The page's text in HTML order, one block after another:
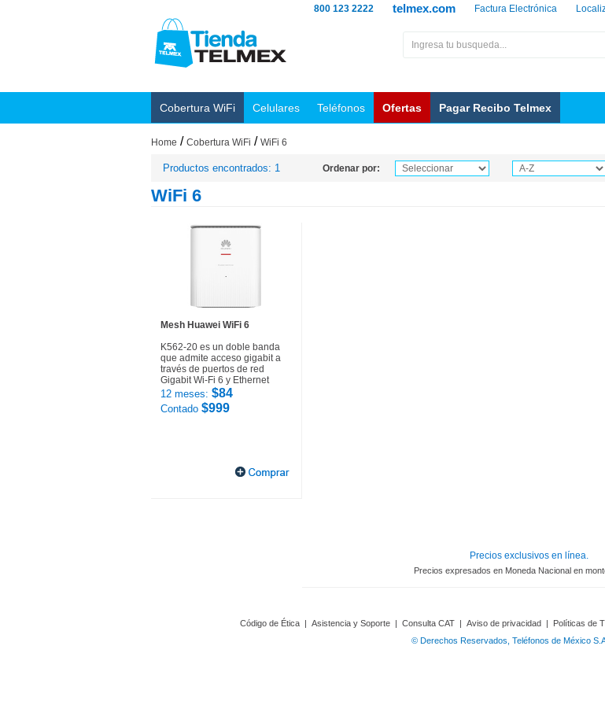
Factura Electrónica
telmex.com
800 123 2222
Cobertura WiFi Celulares Teléfonos Ofertas Pagar Recibo Telmex
Home / Cobertura WiFi / WiFi 6
Productos encontrados: 1 Ordenar por:
WiFi 6
Mesh Huawei WiFi 6
K562-20 es un doble banda
que admite acceso gigabit a
través de puertos de red
Gigabit Wi-Fi 6 y Ethernet
12 meses: $84
Contado $999
Precios exclusivos en línea.
Precios expresados en Moneda Nacional en
Código de Ética | Asistencia y Soporte | Consulta CAT | Aviso de privacidad | Políticas de
© Derechos Reservados, Teléfonos de México